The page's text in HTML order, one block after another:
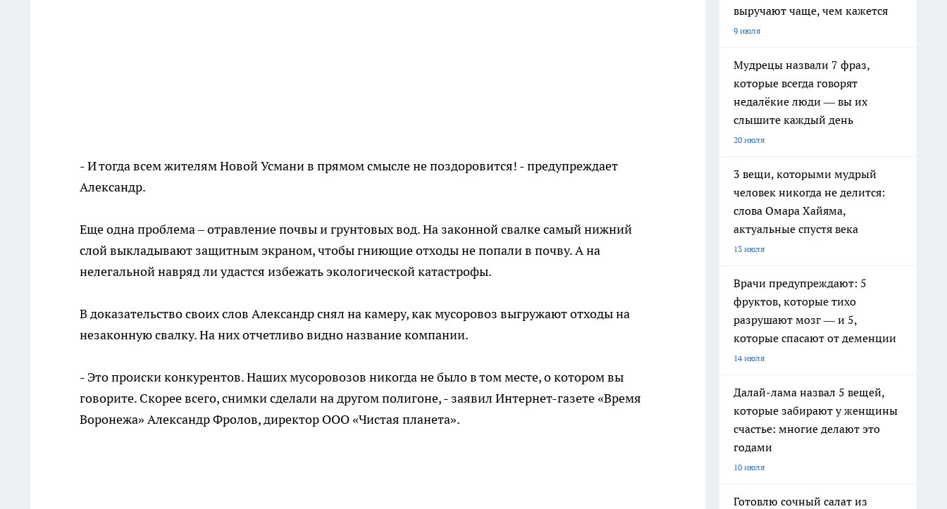
- И тогда всем жителям Новой Усмани в прямом смысле не поздоровится! - предупреждает
Александр.
Еще одна проблема – отравление почвы и грунтовых вод. На законной свалке самый нижний
слой выкладывают защитным экраном, чтобы гниющие отходы не попали в почву. А на
нелегальной навряд ли удастся избежать экологической катастрофы.
В доказательство своих слов Александр снял на камеру, как мусоровоз выгружают отходы на
незаконную свалку. На них отчетливо видно название компании.
- Это происки конкурентов. Наших мусоровозов никогда не было в том месте, о котором вы
говорите. Скорее всего, снимки сделали на другом полигоне, - заявил Интернет-газете «Время
Воронежа» Александр Фролов, директор ООО «Чистая планета».
выручают чаще, чем кажется
9 июля
Мудрецы назвали 7 фраз,
которые всегда говорят
недалёкие люди — вы их
слышите каждый день
20 июля
3 вещи, которыми мудрый
человек никогда не делится:
слова Омара Хайяма,
актуальные спустя века
13 июля
Врачи предупреждают: 5
фруктов, которые тихо
разрушают мозг — и 5,
которые спасают от деменции
14 июля
Далай-лама назвал 5 вещей,
которые забирают у женщины
счастье: многие делают это
годами
10 июля
Готовлю сочный салат из